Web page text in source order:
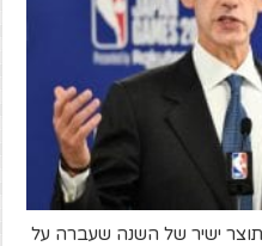
ישיר של השנה שעברה על